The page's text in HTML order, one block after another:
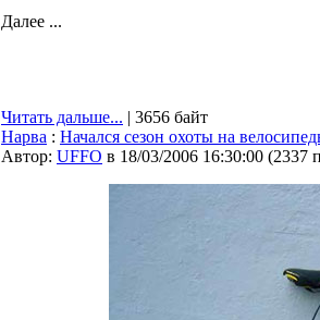
Далее ...
Читать дальше... | 3656 байт
Нарва : Начался сезон охоты на
Автор: UFFO в 18/03/2006 16:30:00 (2337